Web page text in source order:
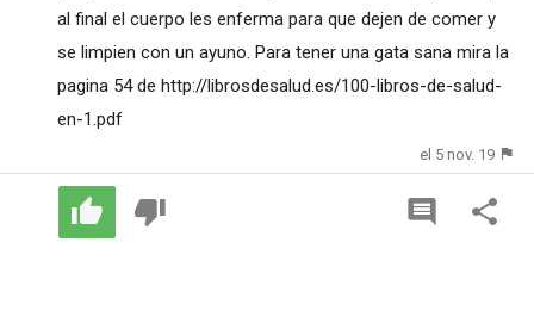
al final el cuerpo les enferma para que dejen de comer y
se limpien con un ayuno. Para tener una gata sana mira la
pagina 54 de http://librosdesalud.es/100-libros-de-salud-
en-1.pdf
el 5 nov. 19